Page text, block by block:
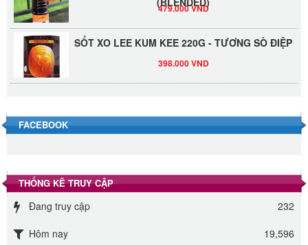
SỐT XO LEE KUM KEE 220G - TƯƠNG SÒ ĐIỆP
FACEBOOK
THỐNG KÊ TRUY CẬP
Đang truy cập
232
Hôm nay
19,596